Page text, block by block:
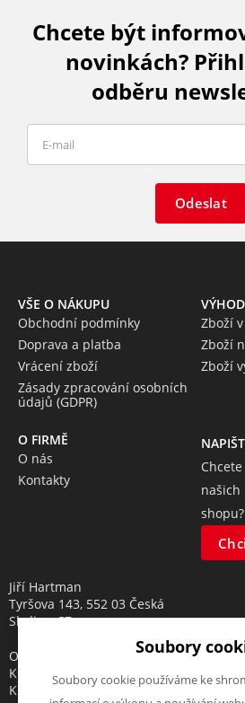
Chcete být
novinkách?
odběru
Odeslat
VŠE O NÁKUPU
Obchodní podmínky
Doprava a platba
Vrácení zboží
Zásady zpracování osobních
údajů (GDPR)
Zboží
Zboží
Zboží
O FIRMĚ
O nás
Kontakty
našich
Jiří Hartman
Tyršova 143, 552 03 Česká
Skalice, CZ
Obchodní rejstřík vedený u
Krajského soudu v Hradci
Králové, oddíl A, vložka 18553
Soubory
Soubory cookie používáme ke